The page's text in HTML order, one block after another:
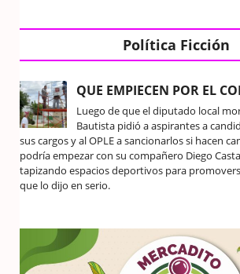
Política Ficción
QUE EMPIECEN POR EL
Luego de que el diputado local
Bautista pidió a aspirantes a
sus cargos y al OPLE a sancionarlos si hacen
podría empezar con su compañero Diego
tapizando espacios deportivos para
que lo dijo en serio.